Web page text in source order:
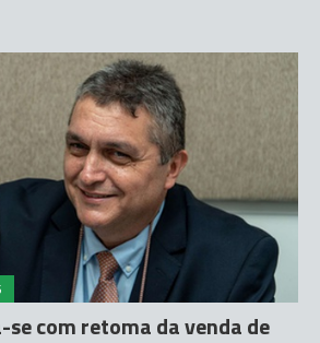
com retoma da venda de